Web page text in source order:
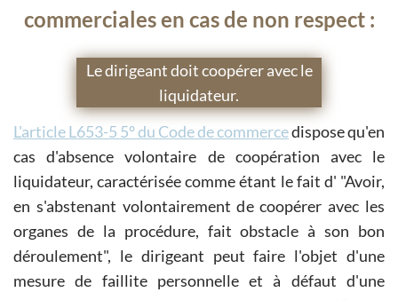
commerciales en cas de non respect :
Le dirigeant doit coopérer avec le
liquidateur.
L'article L653-5 5° du Code de commercedispose qu'en
cas d'absence volontaire de coopération avec le
liquidateur, caractérisée comme étant le fait d' "Avoir,
en s'abstenant volontairement de coopérer avec les
organes de la procédure, fait obstacle à son bon
déroulement", le dirigeant peut faire l'objet d'une
mesure de faillite personnelle et à défaut d'une